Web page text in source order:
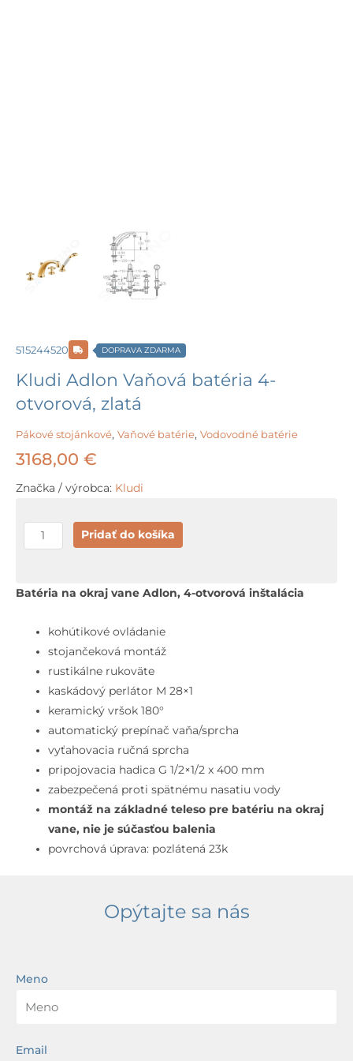
515244520 DOPRAVA ZDARMA
Kludi Adlon Vaňová batéria 4-
otvorová, zlatá
Pákové stojánkové, Vaňové batérie, Vodovodné batérie
3168,00 €
Značka / výrobca: Kludi
množstvo
Kludi
Vaňová
otvorová,
zlatá
Pridať do košíka
Batéria na okraj vane Adlon, 4-otvorová inštalácia
kohútikové ovládanie
stojančeková montáž
rustikálne rukoväte
kaskádový perlátor M 28×1
keramický vršok 180°
automatický prepínač vaňa/sprcha
vyťahovacia ručná sprcha
pripojovacia hadica G 1/2×1/2 x 400 mm
zabezpečená proti spätnému nasatiu vody
montáž na základné teleso pre batériu na okraj
vane, nie je súčasťou balenia
povrchová úprava: pozlátená 23k
Opýtajte sa nás
Meno
Email